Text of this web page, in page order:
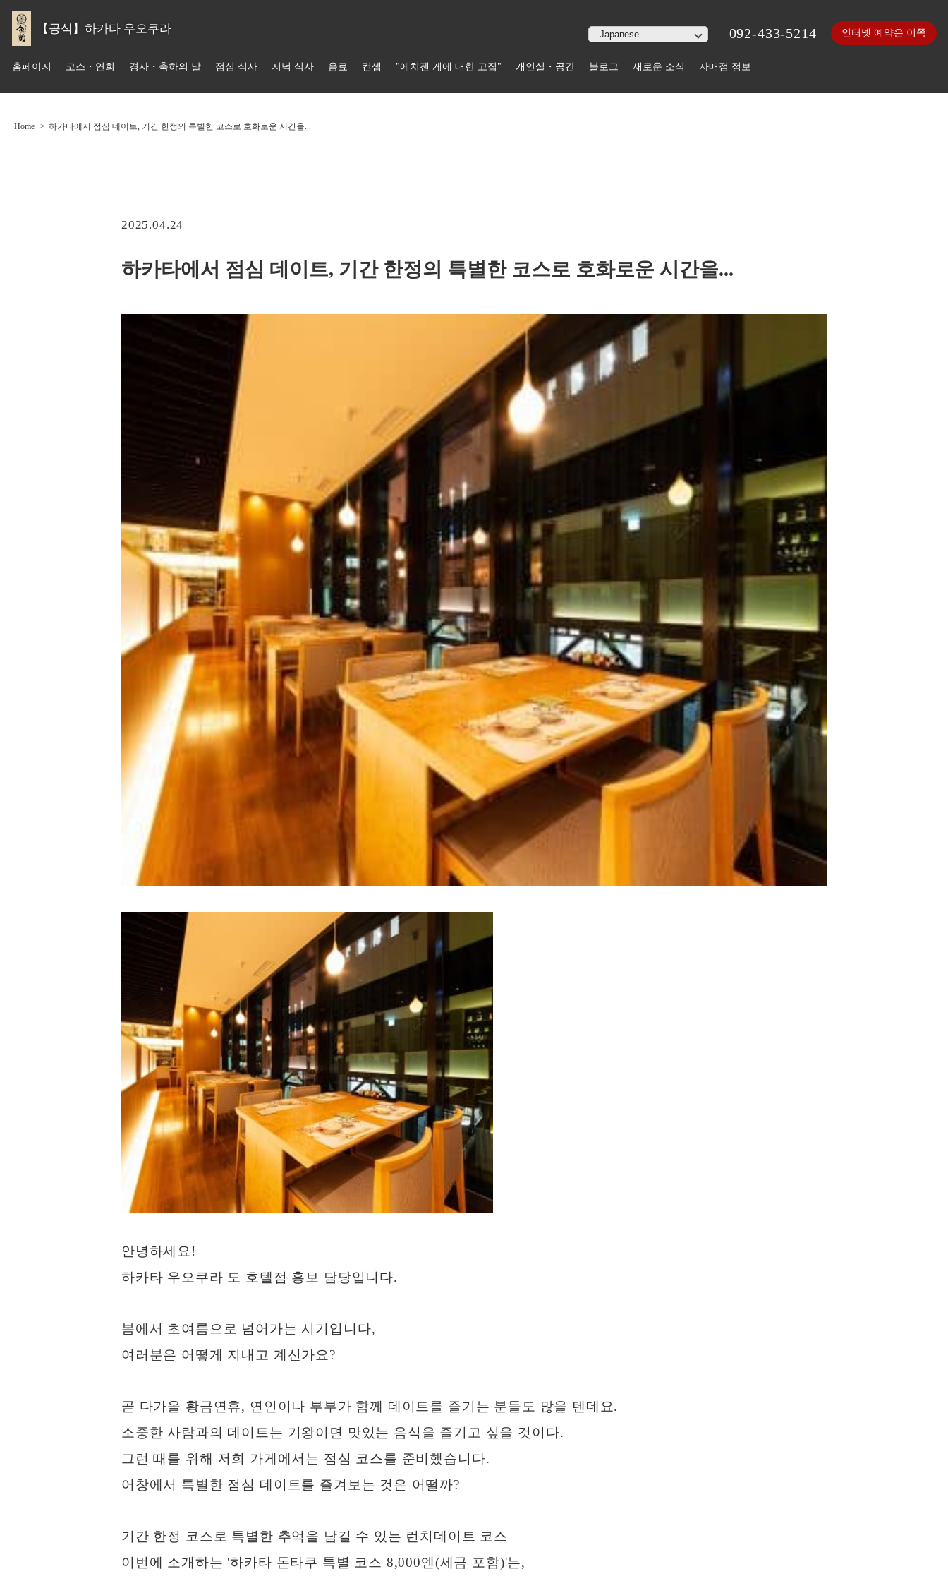
【공식】하카타 우오쿠라
홈페이지 코스・연회 경사・축하의 날 점심 식사 저녁 식사 음료 컨셉 "에치젠 게에 대한 고집" 개인실・공간 블로그 새로운 소식 자매점 정보
092-433-5214 인터넷 예약은 이쪽
Home 하카타에서 점심 데이트, 기간 한정의 특별한 코스로 호화로운 시간을...
2025.04.24
하카타에서 점심 데이트, 기간 한정의 특별한 코스로 호화로운 시간을...
안녕하세요!
하카타 우오쿠라 도 호텔점 홍보 담당입니다.
봄에서 초여름으로 넘어가는 시기입니다,
여러분은 어떻게 지내고 계신가요?
곧 다가올 황금연휴, 연인이나 부부가 함께 데이트를 즐기는 분들도 많을 텐데요.
소중한 사람과의 데이트는 기왕이면 맛있는 음식을 즐기고 싶을 것이다.
그런 때를 위해 저희 가게에서는 점심 코스를 준비했습니다.
어창에서 특별한 점심 데이트를 즐겨보는 것은 어떨까?
기간 한정 코스로 특별한 추억을 남길 수 있는 런치데이트 코스
이번에 소개하는 '하카타 돈타쿠 특별 코스 8,000엔(세금 포함)'는,